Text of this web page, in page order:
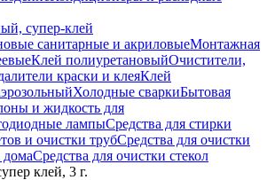
супер-клей
санитарные и акриловыеМонтажная
Клей полиуретановыйОчистители,
краски и клеяКлей
Холодные сваркиБытовая
и жидкость для
лампыСредства для стирки
и очистки трубСредства для очистки
домаСредства для очистки стекол
клей, 3 г.